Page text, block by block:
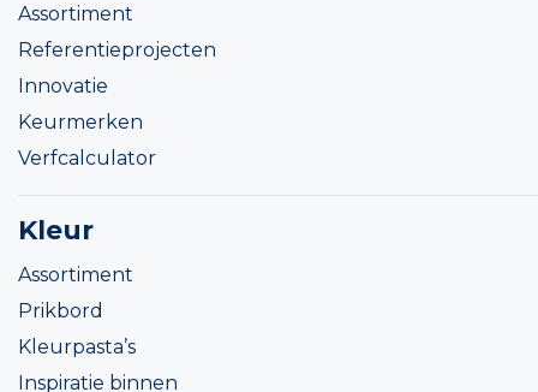
Assortiment
Referentieprojecten
Innovatie
Keurmerken
Verfcalculator
Kleur
Assortiment
Prikbord
Kleurpasta’s
Inspiratie binnen